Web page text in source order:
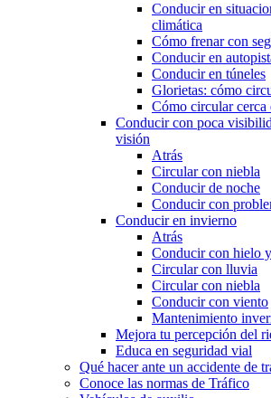
Conducir en
climática
Cómo frenar con
Conducir en
Conducir en túneles
Glorietas: cómo
Cómo circular cerca
Conducir con poca
visión
Atrás
Circular con niebla
Conducir de noche
Conducir con
Conducir en invierno
Atrás
Conducir con hielo
Circular con lluvia
Circular con niebla
Conducir con viento
Mantenimiento
Mejora tu percepción del
Educa en seguridad vial
Qué hacer ante un accidente de
Conoce las normas de Tráfico